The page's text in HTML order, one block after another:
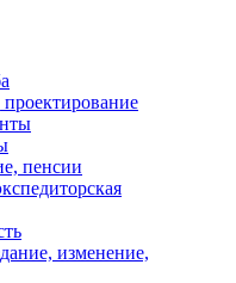
пенсии
изменение,